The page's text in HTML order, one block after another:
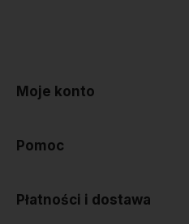
Moje konto
Pomoc
Płatności i dostawa